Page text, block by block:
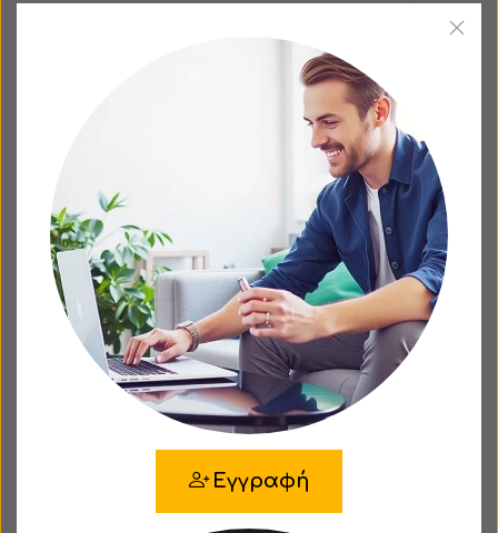
Εγγραφή